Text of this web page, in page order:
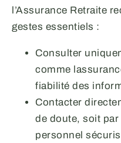
l’Assurance Retraite
gestes essentiels :
Consulter
comme
fiabilité des
Contacter
de doute, soit par
personnel